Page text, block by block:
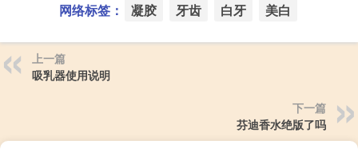
网络标签： 凝胶 牙齿 白牙 美白
上一篇
吸乳器使用说明
下一篇
芬迪香水绝版了吗